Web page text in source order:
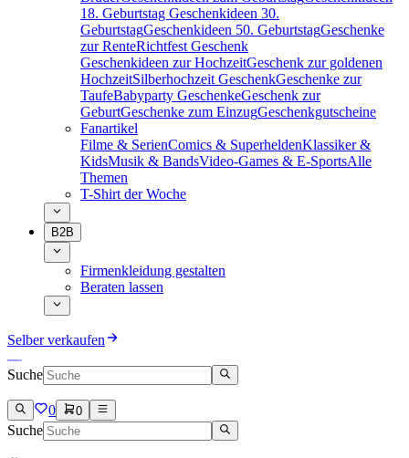
18. Geburtstag Geschenkideen 30.
GeburtstagGeschenkideen 50. GeburtstagGeschenke
zur RenteRichtfest Geschenk
Geschenkideen zur HochzeitGeschenk zur goldenen
HochzeitSilberhochzeit GeschenkGeschenke zur
TaufeBabyparty GeschenkeGeschenk zur
GeburtGeschenke zum EinzugGeschenkgutscheine
Fanartikel
Filme & SerienComics & SuperheldenKlassiker &
KidsMusik & BandsVideo-Games & E-SportsAlle
Themen
T-Shirt der Woche
B2B
Firmenkleidung gestalten
Beraten lassen
Selber verkaufen
Suche
0 0
Suche